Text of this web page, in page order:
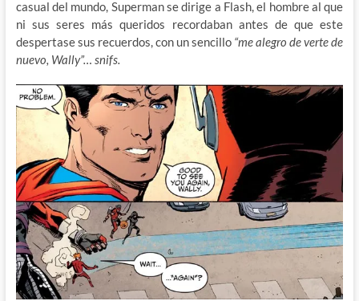
casual del mundo, Superman se dirige a Flash, el hombre al que
ni sus seres más queridos recordaban antes de que este
despertase sus recuerdos, con un sencillo “me alegro de verte de
nuevo, Wally”… snifs.